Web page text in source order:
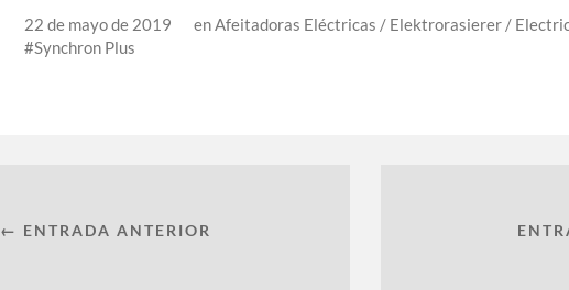
22 de mayo de 2019 enAfeitadoras Eléctricas / Elektrorasierer /
Synchron Plus
← ENTRADA ANTERIOR